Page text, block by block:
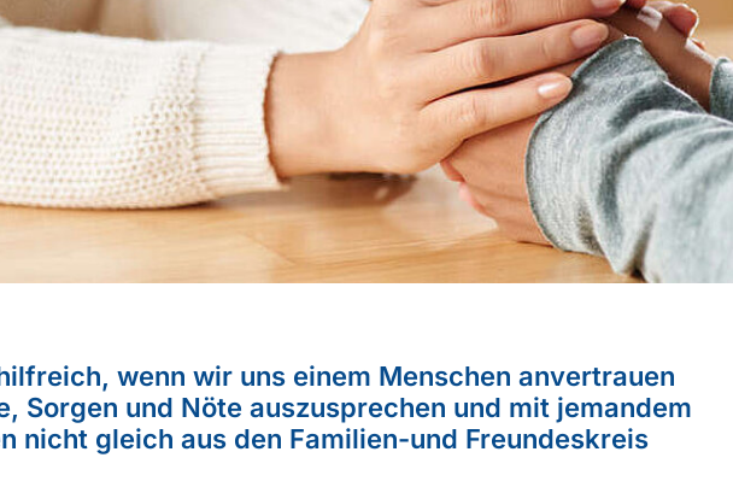
wenn wir uns einem Menschen anvertrauen
Sorgen und Nöte auszusprechen und mit jemandem
nicht gleich aus den Familien-und Freundeskreis